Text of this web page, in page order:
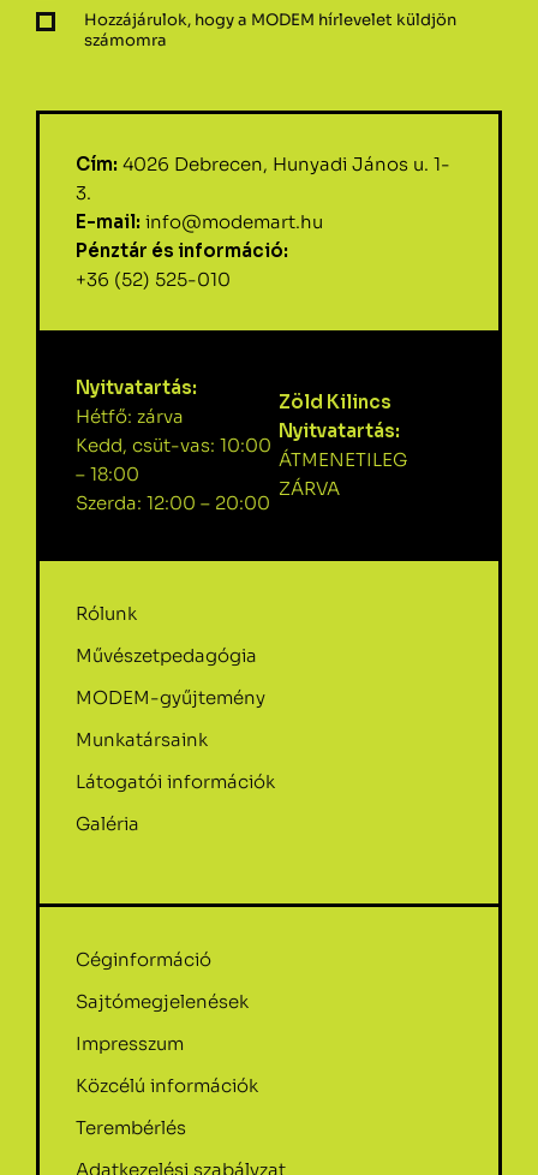
Hozzájárulok, hogy a MODEM hírlevelet küldjön
számomra
Cím: 4026 Debrecen, Hunyadi János u. 1-
3.
E-mail: info@modemart.hu
Pénztár és információ:
+36 (52) 525-010
Nyitvatartás:
Hétfő: zárva
Kedd, csüt-vas: 10:00
– 18:00
Szerda: 12:00 – 20:00
Zöld Kilincs
Nyitvatartás:
ÁTMENETILEG
ZÁRVA
Rólunk
Művészetpedagógia
MODEM-gyűjtemény
Munkatársaink
Látogatói információk
Galéria
Céginformáció
Sajtómegjelenések
Impresszum
Közcélú információk
Terembérlés
Adatkezelési szabályzat